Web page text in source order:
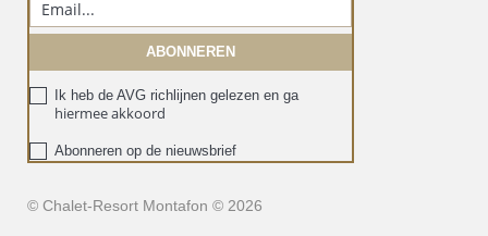
Ik heb de AVG richlijnen gelezen en ga
hiermee akkoord
© Chalet-Resort Montafon © 2026